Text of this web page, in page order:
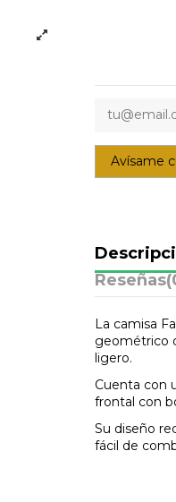
Reseñas
La camisa
geométrico
ligero.
Cuenta con
frontal con
Su diseño
fácil de